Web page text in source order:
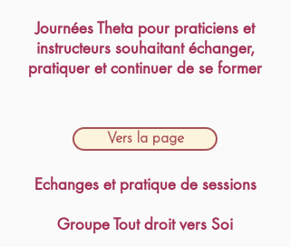
Journées Theta pour praticiens et
instructeurs souhaitant échanger,
pratiquer et continuer de se former
Vers la page
Echanges et pratique de sessions
Groupe Tout droit vers Soi